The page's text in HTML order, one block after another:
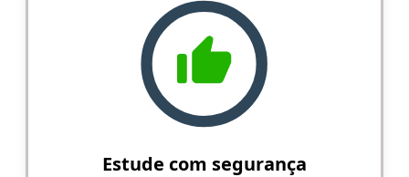
Estude com segurança